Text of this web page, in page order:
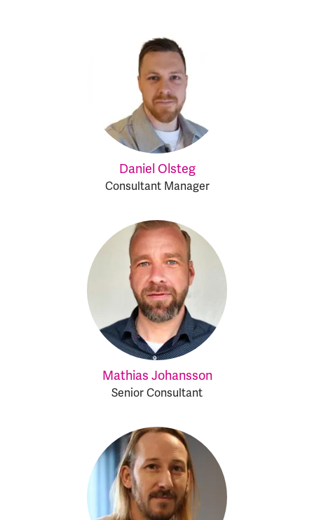
Daniel Olsteg
Consultant Manager
Mathias Johansson
Senior Consultant